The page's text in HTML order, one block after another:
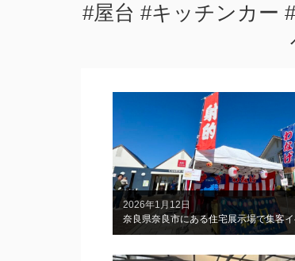
#屋台 #キッチンカー
2026年1月12日